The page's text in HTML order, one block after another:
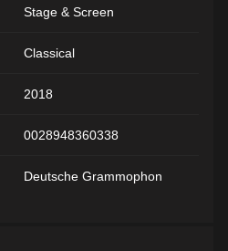
Stage & Screen
Classical
2018
0028948360338
Deutsche Grammophon